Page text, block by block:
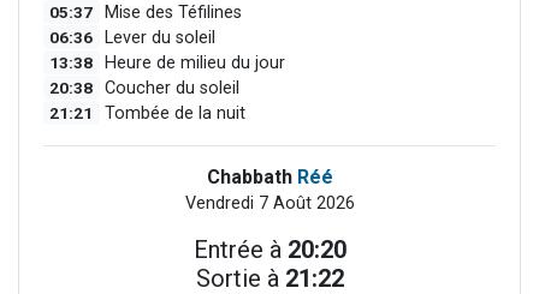
05:37 Mise des Téfilines
06:36 Lever du soleil
13:38 Heure de milieu du jour
20:38 Coucher du soleil
21:21 Tombée de la nuit
Chabbath Réé
Vendredi 7 Août 2026
Entrée à 20:20
Sortie à 21:22